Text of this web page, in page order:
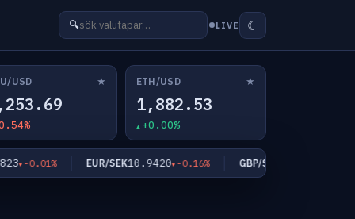
🔍 LIVE ☾
USD ★ ETH/USD ★
1,882.53
+0.00%
-0.01% EUR/SEK10.9420 -0.16% GBP/SEK12.7742